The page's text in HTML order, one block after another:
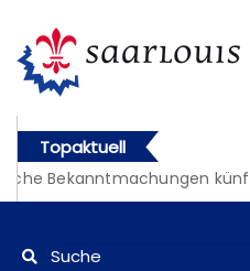
Topaktuell
Bekanntmachungen